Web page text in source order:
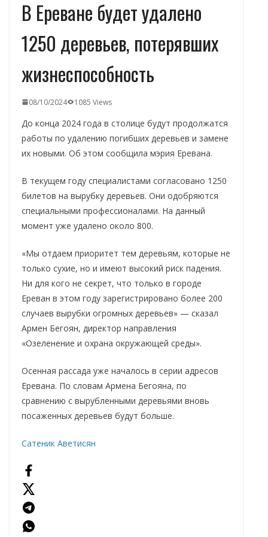
В Ереване будет удалено
1250 деревьев, потерявших
жизнеспособность
08/10/2024 1085 Views
До конца 2024 года в столице будут продолжатся
работы по удалению погибших деревьев и замене
их новыми. Об этом сообщила мэрия Еревана.
В текущем году специалистами согласовано 1250
билетов на вырубку деревьев. Они одобряются
специальными профессионалами. На данный
момент уже удалено около 800.
«Мы отдаем приоритет тем деревьям, которые не
только сухие, но и имеют высокий риск падения.
Ни для кого не секрет, что только в городе
Ереван в этом году зарегистрировано более 200
случаев вырубки огромных деревьев» — сказал
Армен Бегоян, директор направления
«Озеленение и охрана окружающей среды».
Осенная рассада уже началось в серии адресов
Еревана. По словам Армена Бегояна, по
сравнению с вырубленными деревьями вновь
посаженных деревьев будут больше.
Сатеник Аветисян